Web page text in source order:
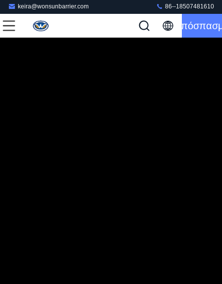
keira@wonsunbarrier.com 86--18507481610